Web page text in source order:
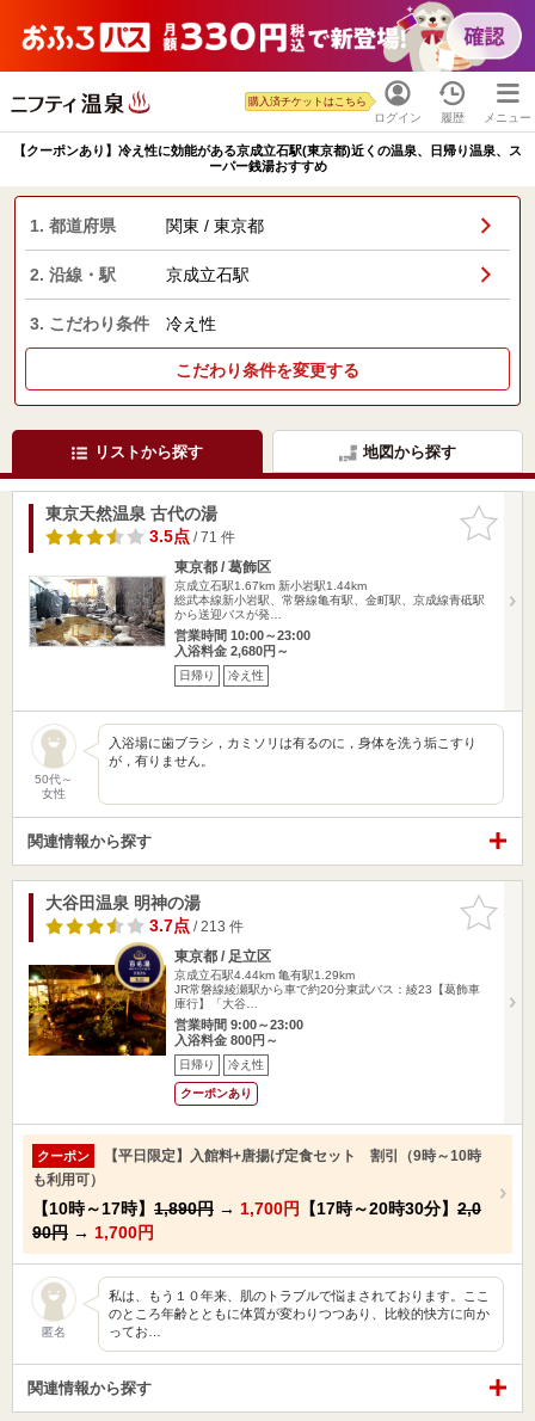
ログイン
購入済チケットはこちら
履歴 メニュー
【クーポンあり】冷え性に効能がある京成立石駅(東京都)近くの温泉、日帰り温泉、ス
ーパー銭湯おすすめ
1. 都道府県 関東 / 東京都
2. 沿線・駅 京成立石駅
3. こだわり条件 冷え性
こだわり条件を変更する
リストから探す 地図から探す
お気に入
りに追加
東京天然温泉 古代の湯
3.5点/ 71 件
東京都 / 葛飾区
京成立石駅1.67km 新小岩駅1.44km
総武本線新小岩駅、常磐線亀有駅、金町駅、京成線青砥駅
から送迎バスが発…
営業時間 10:00～23:00
入浴料金 2,680円～
日帰り 冷え性
50代～
女性
入浴場に歯ブラシ，カミソリは有るのに，身体を洗う垢こすり
が，有りません。
関連情報から探す
お気に入
りに追加
大谷田温泉 明神の湯
3.7点/ 213 件
東京都 / 足立区
京成立石駅4.44km 亀有駅1.29km
JR常磐線綾瀬駅から車で約20分東武バス：綾23【葛飾車
庫行】「大谷…
営業時間 9:00～23:00
入浴料金 800円～
日帰り 冷え性
クーポンあり
クーポン
【平日限定】入館料+唐揚げ定食セット 割引（9時～10時
も利用可）
【10時～17時】 1,890円 → 1,700円 【17時～20時30分】 2,0
90円 → 1,700円
匿名
私は、もう１０年来、肌のトラブルで悩まされております。ここ
のところ年齢とともに体質が変わりつつあり、比較的快方に向か
ってお…
関連情報から探す